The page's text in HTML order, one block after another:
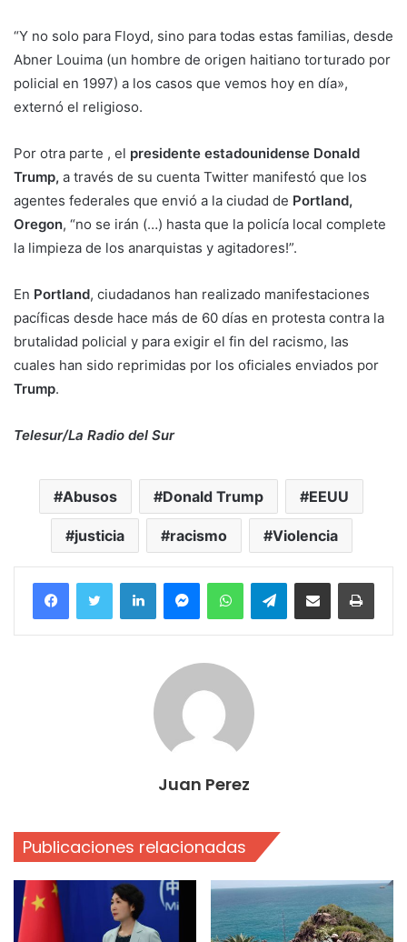
“Y no solo para Floyd, sino para todas estas familias, desde
Abner Louima (un hombre de origen haitiano torturado por
policial en 1997) a los casos que vemos hoy en día»,
externó el religioso.
Por otra parte , el presidente estadounidense Donald
Trump, a través de su cuenta Twitter manifestó que los
agentes federales que envió a la ciudad de Portland,
Oregon, “no se irán (…) hasta que la policía local complete
la limpieza de los anarquistas y agitadores!”.
En Portland, ciudadanos han realizado manifestaciones
pacíficas desde hace más de 60 días en protesta contra la
brutalidad policial y para exigir el fin del racismo, las
cuales han sido reprimidas por los oficiales enviados por
Trump.
Telesur/La Radio del Sur
Abusos Donald Trump EEUU
justicia racismo Violencia
FacebookTwitter LinkedInMessengerWhatsAppTelegramCompartir por correo electrónico
Juan Perez
Publicaciones relacionadas